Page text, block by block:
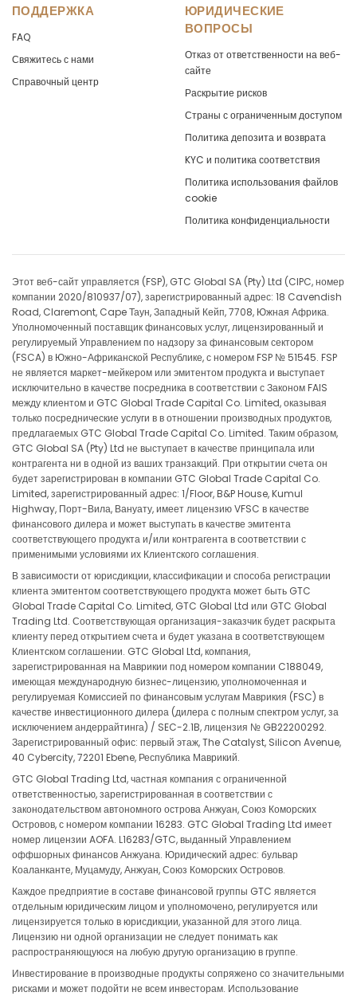
EURCZK in points
in points -7.34
in points -18.91
in points -41.4
EURJPY in points 7.28
EURMXN in points
EURNOK in points -4.61
EURNZD in points -13.72
EURPLN in points
EURSEK in points
EURSGD in points
EURUSD in points -8.59
EURZAR in points -351.48
GBPAUD in points -0.32
GBPCAD in points 6.47
GBPCHF in points 9.84
GBPUSD
GBPCZK in points -29.76
GBPDKK in points
GBPHKD
GBPHUF in points
GBPJPY in points 11.72
ПОДДЕРЖКА
FAQ
Свяжитесь с нами
Справочный центр
ЮРИДИЧЕСКИЕ
ВОПРОСЫ
Отказ от ответственности на веб-
сайте
Раскрытие рисков
Страны с ограниченным доступом
Политика депозита и возврата
KYC и политика соответствия
Политика использования файлов
cookie
Политика конфиденциальности
Этот веб-сайт управляется (FSP), GTC Global SA (Pty) Ltd (CIPC, номер
компании 2020/810937/07), зарегистрированный адрес: 18 Cavendish
Road, Claremont, Cape Таун, Западный Кейп, 7708, Южная Африка.
Уполномоченный поставщик финансовых услуг, лицензированный и
регулируемый Управлением по надзору за финансовым сектором
(FSCA) в Южно-Африканской Республике, с номером FSP № 51545. FSP
не является маркет-мейкером или эмитентом продукта и выступает
исключительно в качестве посредника в соответствии с Законом FAIS
между клиентом и GTC Global Trade Capital Co. Limited, оказывая
только посреднические услуги в в отношении производных продуктов,
предлагаемых GTC Global Trade Capital Co. Limited. Таким образом,
GTC Global SA (Pty) Ltd не выступает в качестве принципала или
контрагента ни в одной из ваших транзакций. При открытии счета он
будет зарегистрирован в компании GTC Global Trade Capital Co.
Limited, зарегистрированный адрес: 1/Floor, B&P House, Kumul
Highway, Порт-Вила, Вануату, имеет лицензию VFSC в качестве
финансового дилера и может выступать в качестве эмитента
соответствующего продукта и/или контрагента в соответствии с
применимыми условиями их Клиентского соглашения.
В зависимости от юрисдикции, классификации и способа регистрации
клиента эмитентом соответствующего продукта может быть GTC
Global Trade Capital Co. Limited, GTC Global Ltd или GTC Global
Trading Ltd. Соответствующая организация-заказчик будет раскрыта
клиенту перед открытием счета и будет указана в соответствующем
Клиентском соглашении. GTC Global Ltd, компания,
зарегистрированная на Маврикии под номером компании C188049,
имеющая международную бизнес-лицензию, уполномоченная и
регулируемая Комиссией по финансовым услугам Маврикия (FSC) в
качестве инвестиционного дилера (дилера с полным спектром услуг, за
исключением андеррайтинга) / SEC-2.1B, лицензия № GB22200292.
Зарегистрированный офис: первый этаж, The Catalyst, Silicon Avenue,
40 Cybercity, 72201 Ebene, Республика Маврикий.
GTC Global Trading Ltd, частная компания с ограниченной
ответственностью, зарегистрированная в соответствии с
законодательством автономного острова Анжуан, Союз Коморских
Островов, с номером компании 16283. GTC Global Trading Ltd имеет
номер лицензии AOFA. L16283/GTC, выданный Управлением
оффшорных финансов Анжуана. Юридический адрес: бульвар
Коаланканте, Муцамуду, Анжуан, Союз Коморских Островов.
Каждое предприятие в составе финансовой группы GTC является
отдельным юридическим лицом и уполномочено, регулируется или
лицензируется только в юрисдикции, указанной для этого лица.
Лицензию ни одной организации не следует понимать как
распространяющуюся на любую другую организацию в группе.
Инвестирование в производные продукты сопряжено со значительными
рисками и может подойти не всем инвесторам. Использование